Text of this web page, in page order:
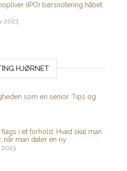
(IPO) børsnotering håbet
2023
HJØRNET
som en senior. Tips og
i et forhold: Hvad skal man
når man dater en ny
2023